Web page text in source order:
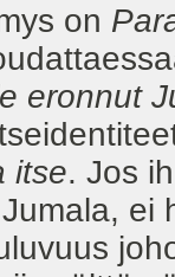
on
eronnut
itse. Jos